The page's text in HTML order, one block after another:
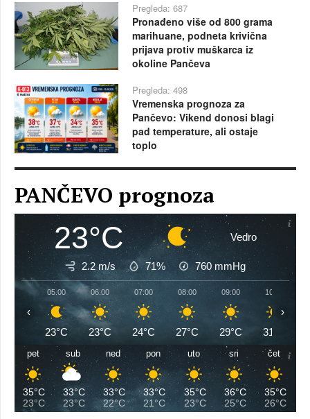
Pregleda: 687
Pronađeno više od 800 grama
marihuane, podneta krivična
prijava protiv muškarca iz
okoline Pančeva
Pregleda: 498
Vremenska prognoza za
Pančevo: Vikend donosi blagi
pad temperature, ali ostaje
toplo
PANČEVO prognoza
23°C Vedro
2.2 m/s 71% 760 mmHg
05:00
23°C
06:00
23°C
07:00
24°C
08:00
27°C
09:00
29°C
10:00
31°C
‹ ›
pet
35°C
23°C
sub
33°C
23°C
ned
33°C
22°C
pon
33°C
21°C
uto
35°C
23°C
sri
36°C
25°C
čet
35°C
26°C